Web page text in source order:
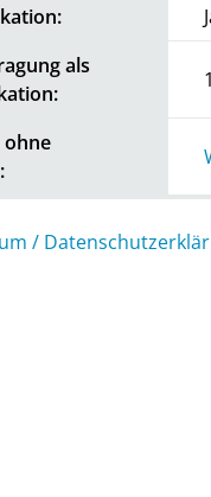
als
/